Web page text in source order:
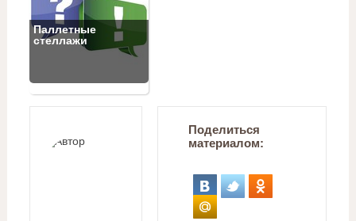
Паллетные
стеллажи
Поделиться
материалом: